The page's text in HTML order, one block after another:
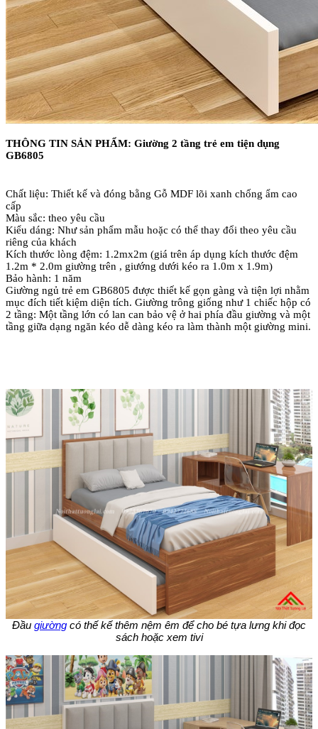
THÔNG TIN SẢN PHẨM: Giường 2 tầng trẻ em tiện dụng
GB6805
Chất liệu: Thiết kế và đóng bằng Gỗ MDF lõi xanh chống ẩm cao
cấp
Màu sắc: theo yêu cầu
Kiểu dáng: Như sản phẩm mẫu hoặc có thể thay đổi theo yêu cầu
riêng của khách
Kích thước lòng đệm: 1.2mx2m (giá trên áp dụng kích thước đệm
1.2m * 2.0m giường trên , giướng dưới kéo ra 1.0m x 1.9m)
Bảo hành: 1 năm
Giường ngủ trẻ em GB6805 được thiết kế gọn gàng và tiện lợi nhằm
mục đích tiết kiệm diện tích. Giường trông giống như 1 chiếc hộp có
2 tầng: Một tầng lớn có lan can bảo vệ ở hai phía đầu giường và một
tầng giữa dạng ngăn kéo dễ dàng kéo ra làm thành một giường mini.
Đầu giường có thế kế thêm nệm êm để cho bé tựa lưng khi đọc
sách hoặc xem tivi